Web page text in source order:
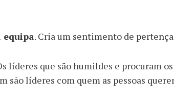
equipa. Cria um sentimento de
líderes que são humildes e procuram
são líderes com quem as pessoas